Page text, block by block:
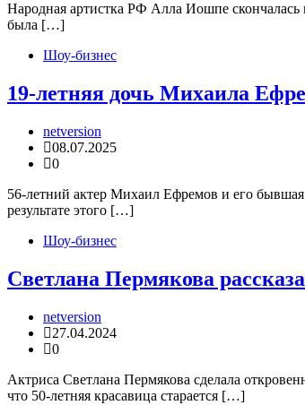
Народная артистка РФ Алла Иошпе
была […]
Шоу-бизнес
19-летняя дочь Михаила
netversion
08.07.2025
0
56-летний актер Михаил Ефремов и его
результате этого […]
Шоу-бизнес
Светлана Пермякова
netversion
27.04.2024
0
Актриса Светлана Пермякова сделала
что 50-летняя красавица старается […]